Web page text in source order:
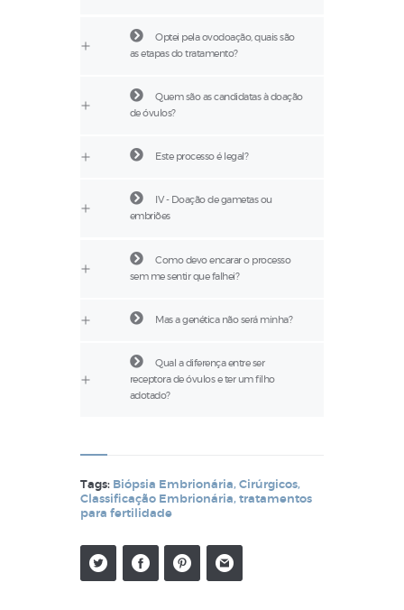
Optei pela ovodoação, quais são
as etapas do tratamento?
Quem são as candidatas à doação
de óvulos?
Este processo é legal?
IV - Doação de gametas ou
embriões
Como devo encarar o processo
sem me sentir que falhei?
Mas a genética não será minha?
Qual a diferença entre ser
receptora de óvulos e ter um filho
adotado?
Tags: Biópsia Embrionária, Cirúrgicos,
Classificação Embrionária, tratamentos
para fertilidade